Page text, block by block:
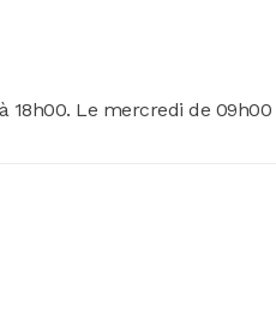
Le mercredi de 09h00